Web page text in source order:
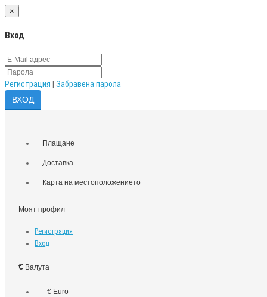
×
Вход
Регистрация Забравена парола
Плащане
Доставка
Карта на местоположението
Моят профил
Регистрация
Вход
€ Валута
€ Euro